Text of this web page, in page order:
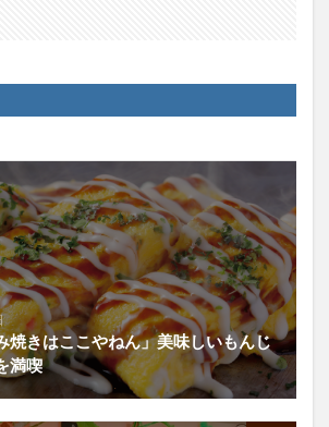
焼きはここやねん」美味しいもんじ
満喫